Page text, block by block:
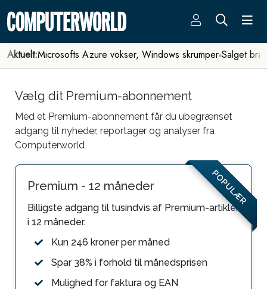
Aktuelt:Microsofts Azure vokser, Windows skrumper Salget
Vælg dit Premium-abonnement
Med et Premium-abonnement får du ubegrænset
adgang til nyheder, reportager og analyser fra
Computerworld
POPULÆR
Premium - 12 måneder
Billigste adgang til tusindvis af Premium-artikler
i 12 måneder.
Kun 246 kroner per måned
Spar 38% i forhold til månedsprisen
Mulighed for faktura og EAN